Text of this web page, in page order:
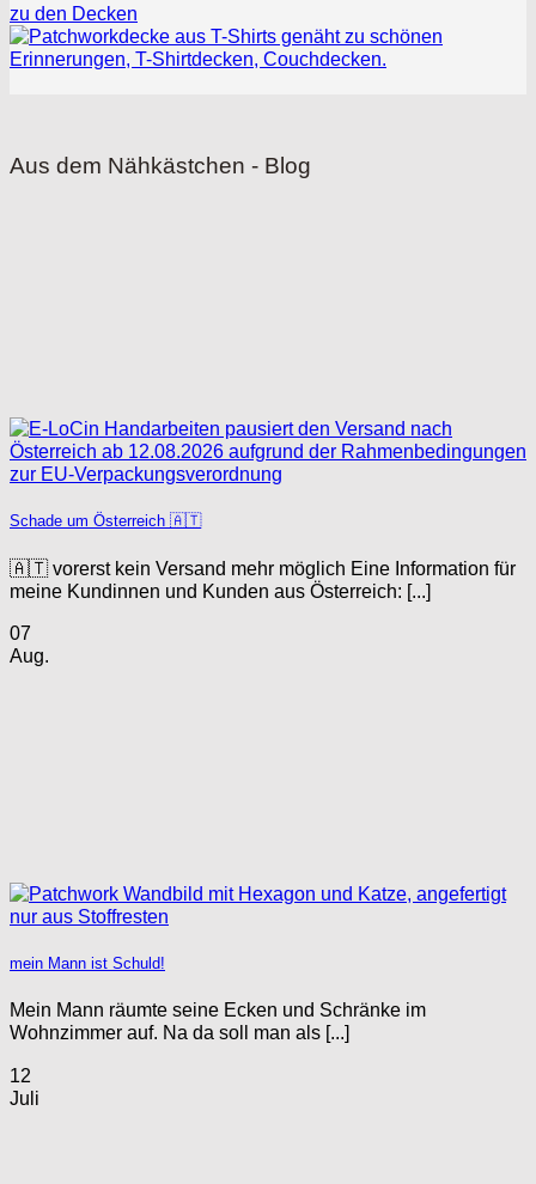
zu den Decken
Aus dem Nähkästchen - Blog
Schade um Österreich 🇦🇹
🇦🇹 vorerst kein Versand mehr möglich Eine Information für
meine Kundinnen und Kunden aus Österreich: [...]
07
Aug.
mein Mann ist Schuld!
Mein Mann räumte seine Ecken und Schränke im
Wohnzimmer auf. Na da soll man als [...]
12
Juli